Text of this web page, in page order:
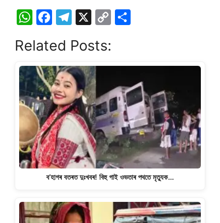
W
at
s
A
p
p
F
c
e
b
o
o
k
T
e
gr
a
m
X
C
y
n
k
e
Related Posts:
ব’হাগৰ বতৰত দুঃখবৰ! বিহু গাই ওভতাৰ পথতে মৃত্যুক…